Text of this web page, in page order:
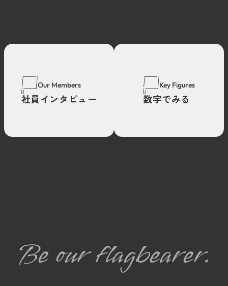
Our Members
社員インタビュー
Key Figures
数字でみる
Be our flagbearer.